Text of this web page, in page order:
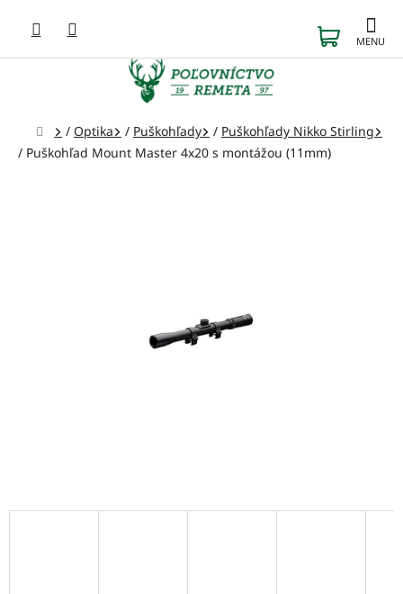
obsah
KOŠÍK
Domov
/ Optika / Puškohľady / Puškohľady Nikko Stirling
/ Puškohľad Mount Master 4x20 s montážou (11mm)